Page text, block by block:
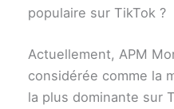
populaire sur TikTok ?
Actuellement, APM
considérée comme la
la plus dominante sur